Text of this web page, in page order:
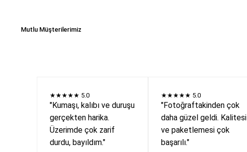
Mutlu Müşterilerimiz
★★★★★ 5.0
"Kumaşı, kalıbı ve duruşu
gerçekten harika.
Üzerimde çok zarif
durdu, bayıldım."
★★★★★ 5.0
"Fotoğraftakinden çok
daha güzel geldi. Kalitesi
ve paketlemesi çok
başarılı."